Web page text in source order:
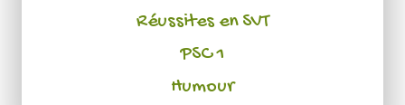
Réussites en SVT
PSC 1
Humour